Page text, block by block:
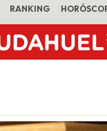
RANKING